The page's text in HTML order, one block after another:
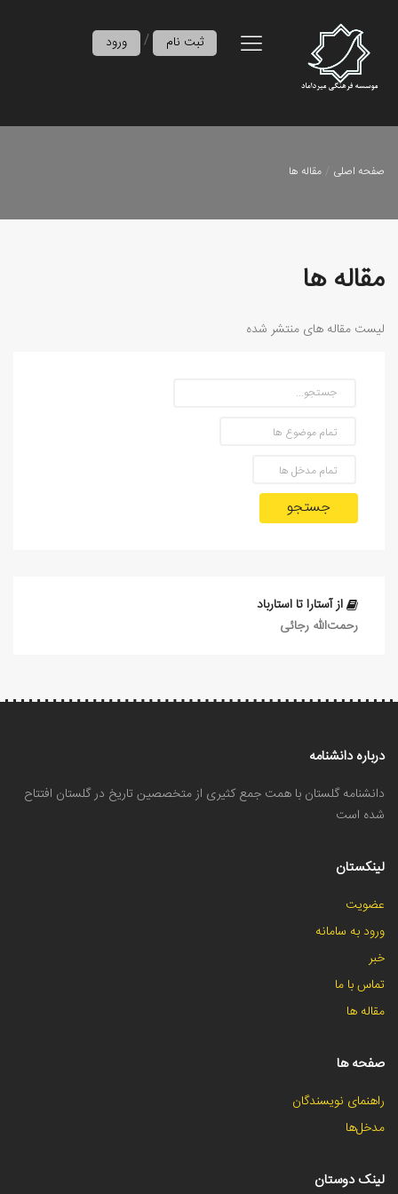
ورود / ثبت نام
صفحه اصلی مقاله ها
مقاله ها
لیست مقاله های منتشر شده
جستجو
از آستارا تا استارباد
رحمت‌الله رجائی
درباره دانشنامه
دانشنامه گلستان با همت جمع کثیری از متخصصین تاریخ در گلستان افتتاح
شده است
لینکستان
عضویت
ورود به سامانه
خبر
تماس با ما
مقاله ها
صفحه ها
راهنمای نویسندگان
مدخل‌ها
لینک دوستان